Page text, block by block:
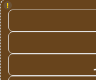
!